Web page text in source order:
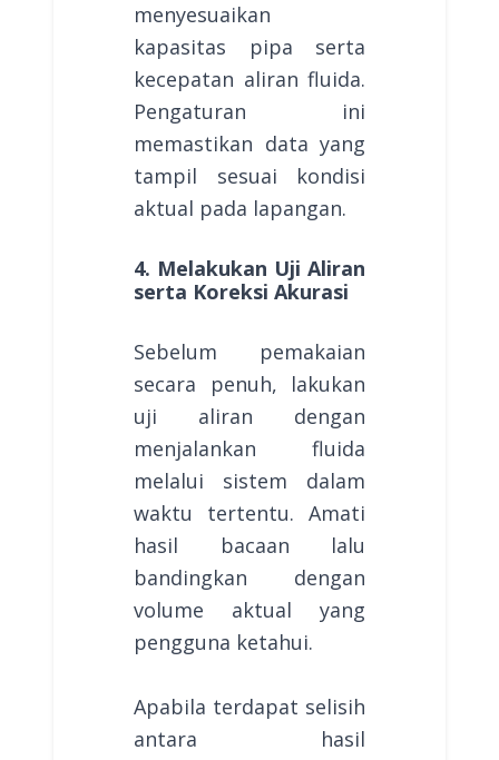
menyesuaikan
kapasitas pipa serta
kecepatan aliran fluida.
Pengaturan ini
memastikan data yang
tampil sesuai kondisi
aktual pada lapangan.
4. Melakukan Uji Aliran
serta Koreksi Akurasi
Sebelum pemakaian
secara penuh, lakukan
uji aliran dengan
menjalankan fluida
melalui sistem dalam
waktu tertentu. Amati
hasil bacaan lalu
bandingkan dengan
volume aktual yang
pengguna ketahui.
Apabila terdapat selisih
antara hasil